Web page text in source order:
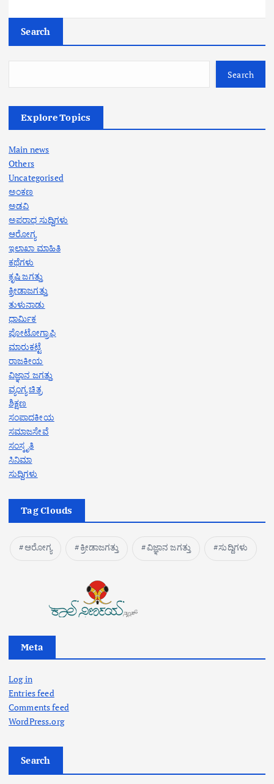
Search
Search
Explore Topics
Main news
Others
Uncategorised
ಅಂಕಣ
ಅಡವಿ
ಅಪರಾಧ ಸುದ್ದಿಗಳು
ಆರೋಗ್ಯ
ಇಲಾಖಾ ಮಾಹಿತಿ
ಕಥೆಗಳು
ಕೃಷಿ ಜಗತ್ತು
ಕ್ರೀಡಾಜಗತ್ತು
ತುಳುನಾಡು
ಧಾರ್ಮಿಕ
ಪೋಟೋಗ್ರಾಫಿ
ಮಾರುಕಟ್ಟೆ
ರಾಜಕೀಯ
ವಿಜ್ಞಾನ ಜಗತ್ತು
ವ್ಯಂಗ್ಯ ಚಿತ್ರ
ಶಿಕ್ಷಣ
ಸಂಪಾದಕೀಯ
ಸಮಾಜಸೇವೆ
ಸಂಸ್ಕೃತಿ
ಸಿನಿಮಾ
ಸುದ್ದಿಗಳು
Tag Clouds
ಆರೋಗ್ಯ ಕ್ರೀಡಾಜಗತ್ತು ವಿಜ್ಞಾನ ಜಗತ್ತು ಸುದ್ದಿಗಳು
Meta
Log in
Entries feed
Comments feed
WordPress.org
Search